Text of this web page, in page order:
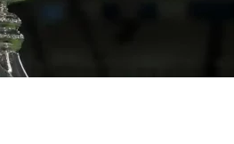
tricolor
de ingressos vendidos para Fluminense x